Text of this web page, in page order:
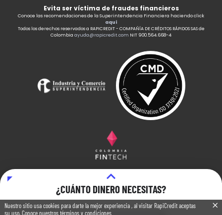
¿CUÁNTO DINERO NECESITAS?
Nuestro sitio usa cookies para darte la mejor experiencia , al visitar RapiCredit aceptas
su uso. Conoce nuestrostérminos y condiciones
Evita ser víctima de fraudes financieros
Conoce las recomendaciones de la Superintendencia Financiera haciendo click
aquí
Todos los derechos reservados a RAPICREDIT - COMPAÑÍA DE CRÉDITOS RÁPIDOS SAS de
Colombia ayuda@rapicredit.com NIT 900.564.668-4